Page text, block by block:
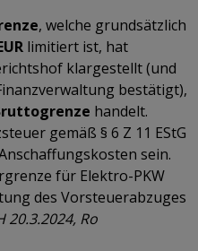
, welche grundsätzlich
limitiert ist, hat
klargestellt (und
bestätigt),
handelt.
gemäß § 6 Z 11 EStG
sein.
für Elektro-PKW
des Vorsteuerabzuges
20.3.2024, Ro